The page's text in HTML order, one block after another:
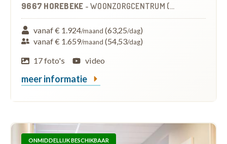
9667 HOREBEKE - WOONZORGCENTRUM (WZC)
vanaf € 1.924/maand (63,25/dag)
vanaf € 1.659/maand (54,53/dag)
17 foto's
video
meer informatie
ONMIDDELLIJK BESCHIKBAAR